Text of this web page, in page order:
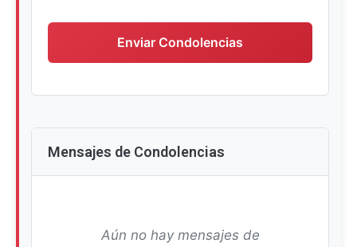
Enviar Condolencias
Mensajes de Condolencias
Aún no hay mensajes de